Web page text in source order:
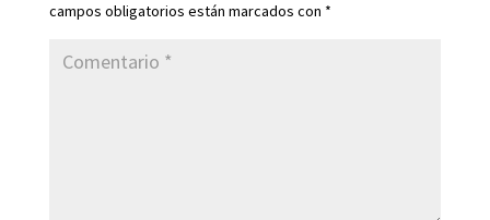
campos obligatorios están marcados con *